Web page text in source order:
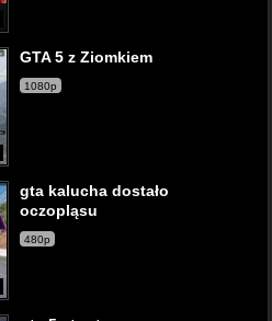
GTA 5 z Ziomkiem
1080p
gta kalucha dostało
oczopląsu
480p